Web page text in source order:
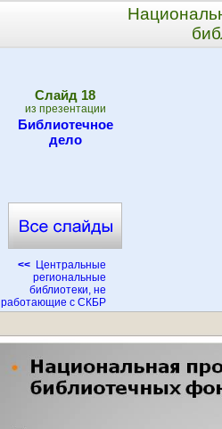
Cлайд 18
из презентации
Библиотечное
дело
<< Центральные
региональные
библиотеки, не
работающие с СКБР